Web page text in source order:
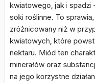
kwiatowego, jak i
soki roślinne. To
zróżnicowany niż w
kwiatowych, które
nektaru. Miód ten
minerałów oraz
na jego korzystne